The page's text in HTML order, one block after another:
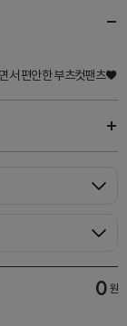
서 편안한 부츠컷팬츠♥
0 원